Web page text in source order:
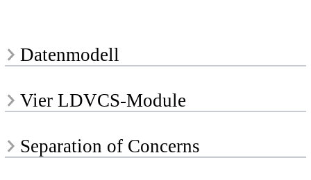
Datenmodell
Vier LDVCS-Module
Separation of Concerns